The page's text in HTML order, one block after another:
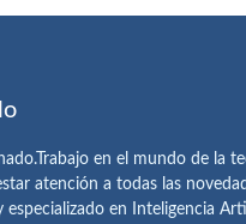
en el mundo de la
atención a todas las
en Inteligencia